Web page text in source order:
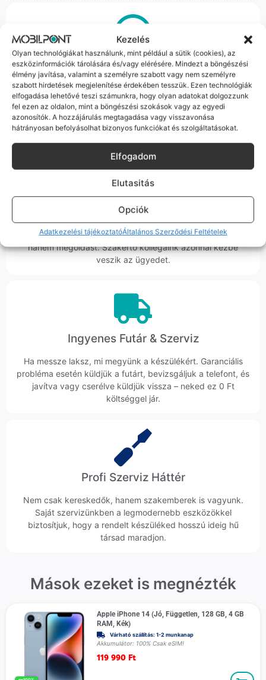
Kezelés
Olyan technológiákat használunk, mint például a sütik (cookies), az
eszközinformációk tárolására és/vagy elérésére. Mindezt a böngészési
élmény javítása, valamint a személyre szabott vagy nem személyre
szabott hirdetések megjelenítése érdekében tesszük. Ezen technológiák
elfogadása lehetővé teszi számunkra, hogy olyan adatokat dolgozzunk
fel ezen az oldalon, mint a böngészési szokások vagy az egyedi
azonosítók. A hozzájárulás megtagadása vagy visszavonása
hátrányosan befolyásolhat bizonyos funkciókat és szolgáltatásokat.
Elfogadom
Elutasitás
Opciók
Adatkezelési tájékoztatóÁltalános Szerződési Feltételek
100% Elérhetőség
Sok éve a szegedi piac meghatározó szereplői vagyunk.
Nem egy arctalan webshop vagyunk: ha kérdésed van, élő
ember veszi fel a telefont, és személyesen is megtalálsz
minket Szegeden.
Korrekt Ügyintézés
Hibázni emberi dolog, de a felelősségvállalás nálunk alap.
Ha ritkán előfordul egy hiba, nem kifogásokat keresünk,
hanem megoldást. Szakértő kollégáink azonnal kézbe
veszik az ügyedet.
Ingyenes Futár & Szerviz
Ha messze laksz, mi megyünk a készülékért. Garanciális
probléma esetén küldjük a futárt, bevizsgáljuk a telefont, és
javítva vagy cserélve küldjük vissza – neked ez 0 Ft
költséggel jár.
Profi Szerviz Háttér
Nem csak kereskedők, hanem szakemberek is vagyunk.
Saját szervizünkben a legmodernebb eszközökkel
biztosítjuk, hogy a rendelt készüléked hosszú ideig hű
társad maradjon.
Mások ezeket is megnézték
Apple iPhone 14 (Jó, Független, 128 GB, 4 GB
RAM, Kék)
Várható szállítás: 1-2 munkanap
Akkumulátor: 100% Csak eSIM!
119 990 Ft